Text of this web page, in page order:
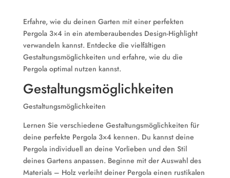
Erfahre, wie du deinen Garten mit einer perfekten
Pergola 3×4 in ein atemberaubendes Design-Highlight
verwandeln kannst. Entdecke die vielfältigen
Gestaltungsmöglichkeiten und erfahre, wie du die
Pergola optimal nutzen kannst.
Gestaltungsmöglichkeiten
Gestaltungsmöglichkeiten
Lernen Sie verschiedene Gestaltungsmöglichkeiten für
deine perfekte Pergola 3×4 kennen. Du kannst deine
Pergola individuell an deine Vorlieben und den Stil
deines Gartens anpassen. Beginne mit der Auswahl des
Materials – Holz verleiht deiner Pergola einen rustikalen